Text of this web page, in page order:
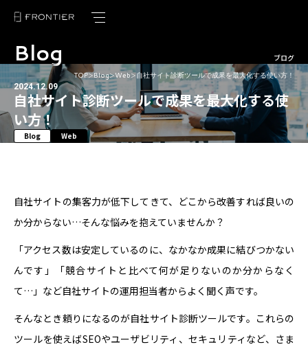
トップページ
フロンティアの強み
サービス紹介
制作実績
ブログ
会社概要
パートナー募集
Blog ブログ
TOP＞Blog＞Web＞自社サイト診断ツールで成果を最大化する使い方！
2024.12.09
自社サイト診断ツールで成果を最大化する使
い方！
Blog Web
自社サイトの集客力が低下してきて、どこから改善すれば良いの
か分からない…そんな悩みを抱えていませんか？
「アクセス数は安定しているのに、なかなか成果に結びつかない
んです」「競合サイトと比べて何が足りないのか分からなく
て…」など自社サイトの運用担当者からよく聞く声です。
そんなとき頼りになるのが自社サイト診断ツールです。これらの
ツールを使えばSEOやユーザビリティ、セキュリティなど、さま